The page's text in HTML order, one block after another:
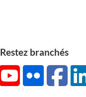
Restez branchés
YouTubeFlickr